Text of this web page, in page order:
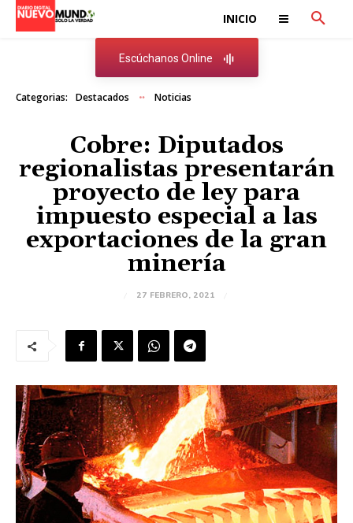
INICIO
Escúchanos Online
Categorias: Destacados Noticias
Cobre: Diputados
regionalistas presentarán
proyecto de ley para
impuesto especial a las
exportaciones de la gran
minería
27 FEBRERO, 2021